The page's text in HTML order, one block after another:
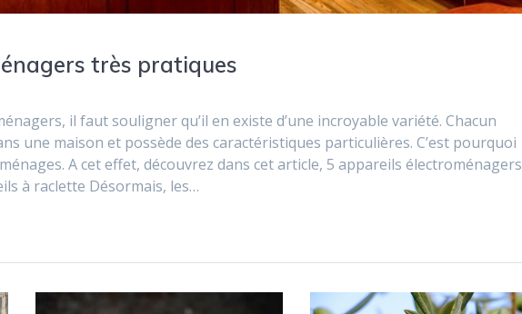
très pratiques
il faut souligner qu’il en existe d’une incroyable variété. Chacun
une maison et possède des caractéristiques particulières. C’est pourquoi
A cet effet, découvrez dans cet article, 5 appareils électroménagers
à raclette Désormais, les…